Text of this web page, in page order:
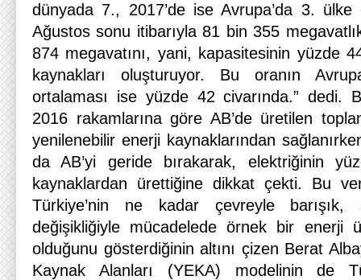
dünyada 7., 2017’de ise Avrupa’da 3. ülke
Ağustos sonu itibarıyla 81 bin 355
874 megavatını, yani, kapasitesinin yüzde
kaynakları oluşturuyor. Bu oranın
ortalaması ise yüzde 42 civarında.” dedi.
2016 rakamlarına göre AB’de üretilen
yenilenebilir enerji kaynaklarından
da AB’yi geride bırakarak, elektriğinin
kaynaklardan ürettiğine dikkat çekti. Bu
Türkiye’nin ne kadar çevreyle
değişikliğiyle mücadelede örnek bir enerji
olduğunu gösterdiğinin altını çizen Berat
Kaynak Alanları (YEKA) modelinin de